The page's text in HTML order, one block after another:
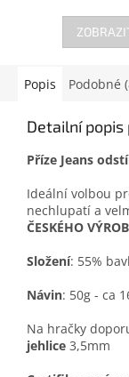
Ideální pro hračky
Popis Podobné
Detailní popis
Příze Jeans
Ideální volbou
nechlupatí a
ČESKÉHO
Složení: 55%
Návin: 50g - ca
Na hračky
jehlice 3,5mm